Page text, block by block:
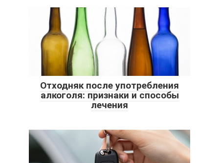
Отходняк после употребления
алкоголя: признаки и способы
лечения